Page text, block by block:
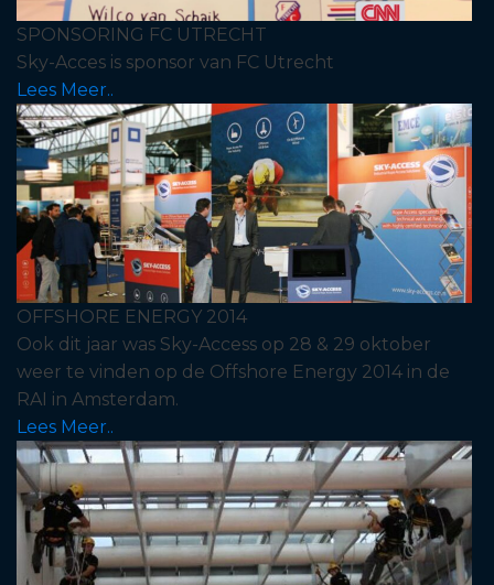
SPONSORING FC UTRECHT
Sky-Acces is sponsor van FC Utrecht
Lees Meer..
OFFSHORE ENERGY 2014
Ook dit jaar was Sky-Access op 28 & 29 oktober
weer te vinden op de Offshore Energy 2014 in de
RAI in Amsterdam.
Lees Meer..